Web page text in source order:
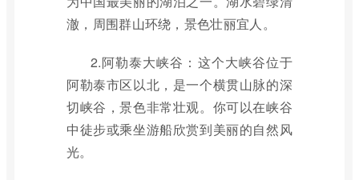
澈，周围群山环绕，景色壮丽宜人。
2.阿勒泰大峡谷：这个大峡谷位于
阿勒泰市区以北，是一个横贯山脉的深
切峡谷，景色非常壮观。你可以在峡谷
中徒步或乘坐游船欣赏到美丽的自然风
光。